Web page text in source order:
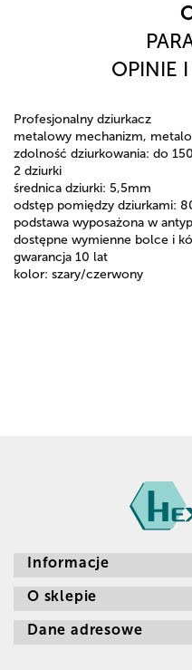
OPINIE
Profesjonalny dziurkacz
metalowy mechanizm,
zdolność dziurkowania: do
2 dziurki
średnica dziurki: 5,5mm
odstęp pomiędzy dziurkami:
podstawa wyposażona w
dostępne wymienne bolce i
gwarancja 10 lat
kolor: szary/czerwony
Dane adresowe
Informacje
O sklepie